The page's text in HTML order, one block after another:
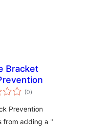
Bracket
(0toplam
puan
)
Prevention
from adding a "